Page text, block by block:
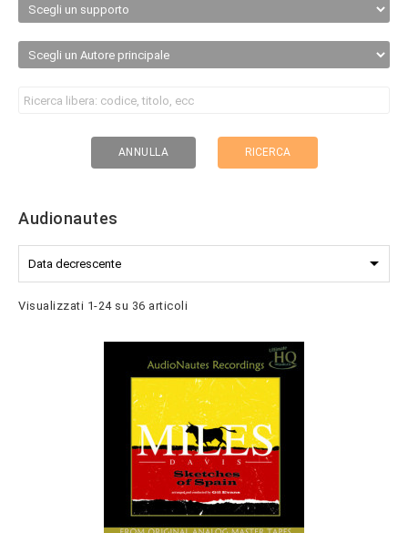
ANNULLA RICERCA
Audionautes
Data decrescente 
Visualizzati 1-24 su 36 articoli